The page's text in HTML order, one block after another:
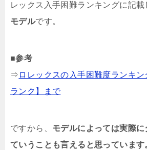
レックス入手困難ランキングに記載
モデルです。
■参考
⇒ ロレックスの入手困難度ランキ
ランク】まで
ですから、 モデルによっては実際
ていうことも言えると思っています